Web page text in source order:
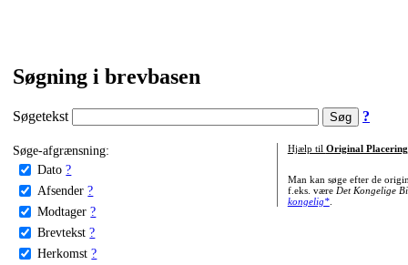
Søgning i brevbasen
Søgetekst ?
Søge-afgrænsning:
Dato ?
Afsender ?
Modtager ?
Brevtekst ?
Herkomst ?
Hjælp til Original Placering
Man kan søge efter de
f.eks. være Det Kongelige
kongelig*.